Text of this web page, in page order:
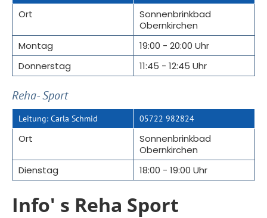
Ort
Sonnenbrinkbad
Obernkirchen
Montag
19:00 - 20:00 Uhr
Donnerstag
11:45 - 12:45 Uhr
Reha- Sport
Leitung: Carla Schmid 05722 982824
Ort
Sonnenbrinkbad
Obernkirchen
Dienstag
18:00 - 19:00 Uhr
Info' s Reha Sport